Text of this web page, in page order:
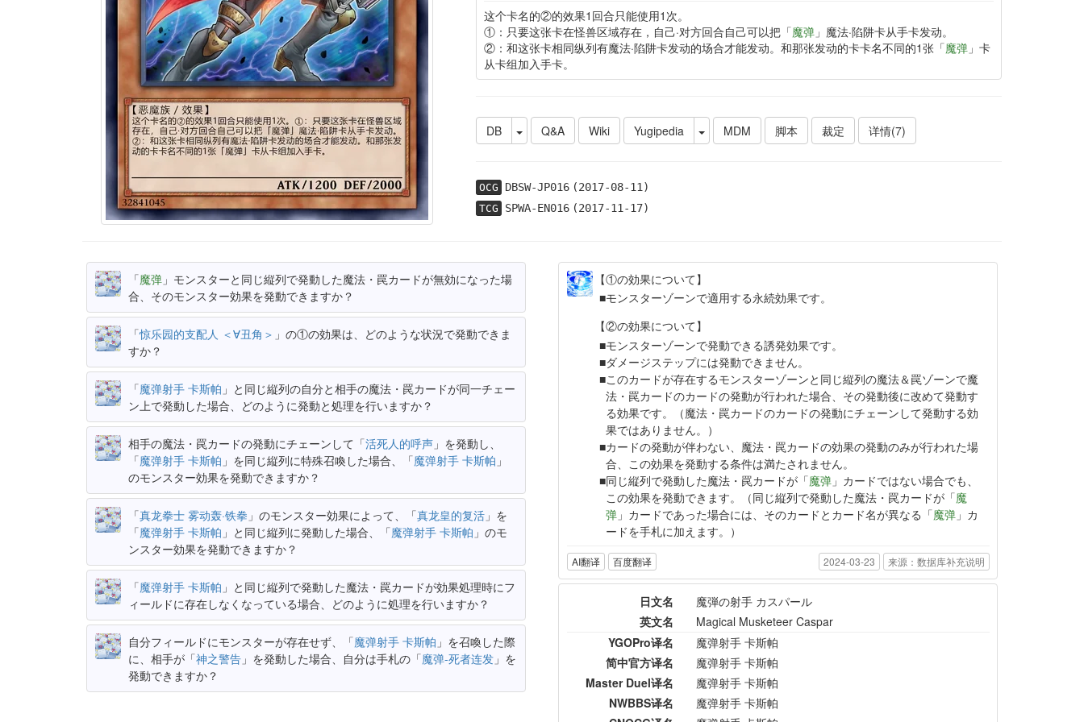
这个卡名的②的效果1回合只能使用1次。
①：只要这张卡在怪兽区域存在，自己·对方回合自己可以把「魔弹 」魔法·陷阱卡从手卡发动。
②：和这张卡相同纵列有魔法·陷阱卡发动的场合才能发动。和那张发动的卡卡名不同的1张「魔弹 」卡
从卡组加入手卡。
DB Q&A Wiki Yugipedia MDM 脚本 裁定 详情(7)
OCG DBSW-JP016(2017-08-11)
TCG SPWA-EN016(2017-11-17)
「魔弹 」モンスターと同じ縦列で発動した魔法・罠カードが無効になった場
合、そのモンスター効果を発動できますか？
「惊乐园的支配人 ＜∀丑角＞ 」の①の効果は、どのような状況で発動できま
すか？
「魔弹射手 卡斯帕 」と同じ縦列の自分と相手の魔法・罠カードが同一チェー
ン上で発動した場合、どのように発動と処理を行いますか？
相手の魔法・罠カードの発動にチェーンして「活死人的呼声 」を発動し、
「魔弹射手 卡斯帕 」を同じ縦列に特殊召喚した場合、「魔弹射手 卡斯帕 」
のモンスター効果を発動できますか？
「真龙拳士 雾动轰·铁拳 」のモンスター効果によって、「真龙皇的复活 」を
「魔弹射手 卡斯帕 」と同じ縦列に発動した場合、「魔弹射手 卡斯帕 」のモ
ンスター効果を発動できますか？
「魔弹射手 卡斯帕 」と同じ縦列で発動した魔法・罠カードが効果処理時にフ
ィールドに存在しなくなっている場合、どのように処理を行いますか？
自分フィールドにモンスターが存在せず、「魔弹射手 卡斯帕 」を召喚した際
に、相手が「神之警告 」を発動した場合、自分は手札の「魔弹-死者连发 」を
発動できますか？
【①の効果について】
モンスターゾーンで適用する永続効果です。
【②の効果について】
モンスターゾーンで発動できる誘発効果です。
ダメージステップには発動できません。
このカードが存在するモンスターゾーンと同じ縦列の魔法＆罠ゾーンで魔
法・罠カードのカードの発動が行われた場合、その発動後に改めて発動す
る効果です。（魔法・罠カードのカードの発動にチェーンして発動する効
果ではありません。）
カードの発動が伴わない、魔法・罠カードの効果の発動のみが行われた場
合、この効果を発動する条件は満たされません。
同じ縦列で発動した魔法・罠カードが「魔弹 」カードではない場合でも、
この効果を発動できます。（同じ縦列で発動した魔法・罠カードが「魔
弹 」カードであった場合には、そのカードとカード名が異なる「魔弹 」カ
ードを手札に加えます。）
AI翻译 百度翻译 2024-03-23 来源：数据库补充说明
日文名
魔弾の射手 カスパール
英文名
Magical Musketeer Caspar
YGOPro译名
魔弹射手 卡斯帕
简中官方译名
魔弹射手 卡斯帕
Master Duel译名
魔弹射手 卡斯帕
NWBBS译名
魔弹射手 卡斯帕